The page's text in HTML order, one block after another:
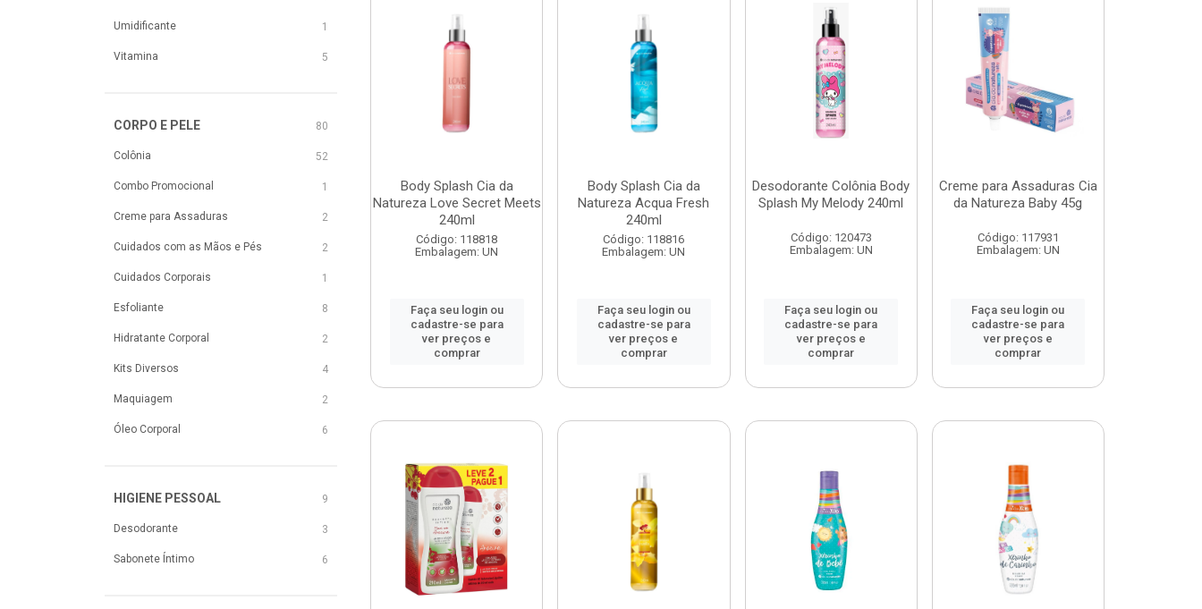
Umidificante 1
Vitamina 5
CORPO E PELE 80
Colônia 52
Combo Promocional 1
Creme para Assaduras 2
Cuidados com as Mãos e Pés 2
Cuidados Corporais 1
Esfoliante 8
Hidratante Corporal 2
Kits Diversos 4
Maquiagem 2
Óleo Corporal 6
HIGIENE PESSOAL 9
Desodorante 3
Sabonete Íntimo 6
Body Splash Cia da
Natureza Love Secret Meets
240ml
Código: 118818
Embalagem: UN
Faça seu login ou
cadastre-se para
ver preços e
comprar
Body Splash Cia da
Natureza Acqua Fresh
240ml
Código: 118816
Embalagem: UN
Faça seu login ou
cadastre-se para
ver preços e
comprar
Desodorante Colônia Body
Splash My Melody 240ml
Código: 120473
Embalagem: UN
Faça seu login ou
cadastre-se para
ver preços e
comprar
Creme para Assaduras Cia
da Natureza Baby 45g
Código: 117931
Embalagem: UN
Faça seu login ou
cadastre-se para
ver preços e
comprar